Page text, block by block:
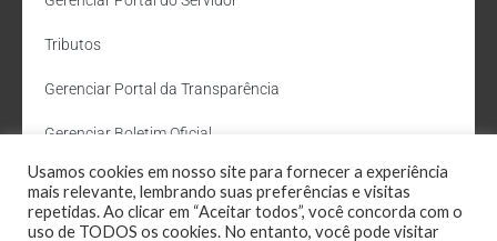
Tributos
Gerenciar Portal da Transparência
Gerenciar Boletim Oficial
Departamento de Água e Esgoto
Administração Site
Usamos cookies em nosso site para fornecer a experiência
mais relevante, lembrando suas preferências e visitas
repetidas. Ao clicar em “Aceitar todos”, você concorda com o
uso de TODOS os cookies. No entanto, você pode visitar